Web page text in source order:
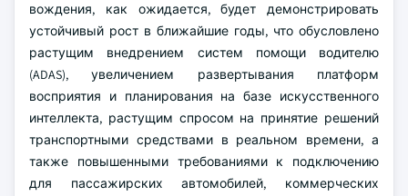
вождения, как ожидается, будет демонстрировать
устойчивый рост в ближайшие годы, что обусловлено
растущим внедрением систем помощи водителю
(ADAS), увеличением развертывания платформ
восприятия и планирования на базе искусственного
интеллекта, растущим спросом на принятие решений
транспортными средствами в реальном времени, а
также повышенными требованиями к подключению
для пассажирских автомобилей, коммерческих